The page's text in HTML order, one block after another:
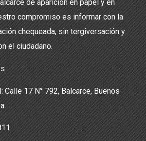
de aparición en papel y en
compromiso es informar con la
chequeada, sin tergiversación y
el ciudadano.
Calle 17 N° 792, Balcarce, Buenos